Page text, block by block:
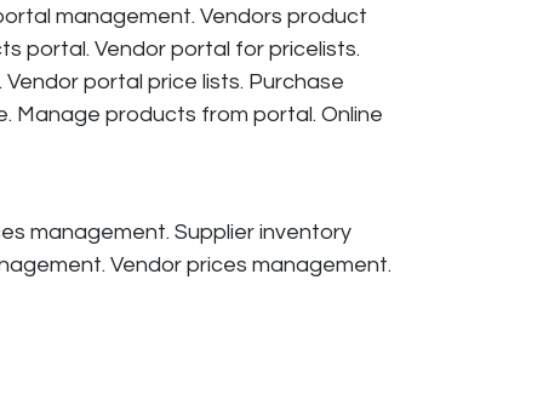
management. Vendors product
portal. Vendor portal for pricelists.
Vendor portal price lists. Purchase
Manage products from portal. Online
management. Supplier inventory
Vendor prices management.